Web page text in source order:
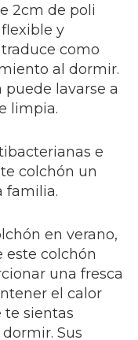
2cm de poli
y
como
al dormir.
lavarse a
limpia.
e
colchón un
familia.
en verano,
este colchón
una fresca
el calor
te sientas
Sus